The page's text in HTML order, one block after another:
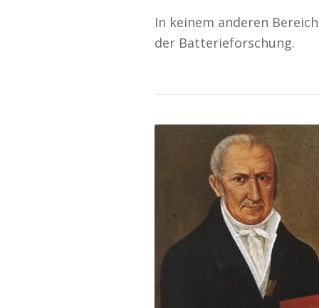
In keinem anderen
der Batterieforschung.